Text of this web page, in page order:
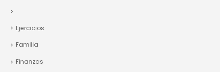
Ejercicios
Familia
Finanzas